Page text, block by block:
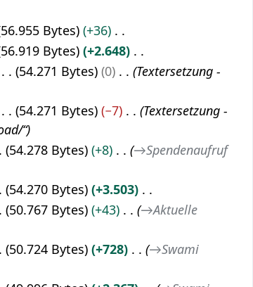
56.955 Bytes
+36
56.919 Bytes
+2.648
54.271 Bytes 0
Textersetzung -
54.271 Bytes −7
Textersetzung -
“
54.278 Bytes +8 →Spendenaufruf
54.270 Bytes
+3.503
50.767 Bytes +43 →Aktuelle
50.724 Bytes +728 →Swami